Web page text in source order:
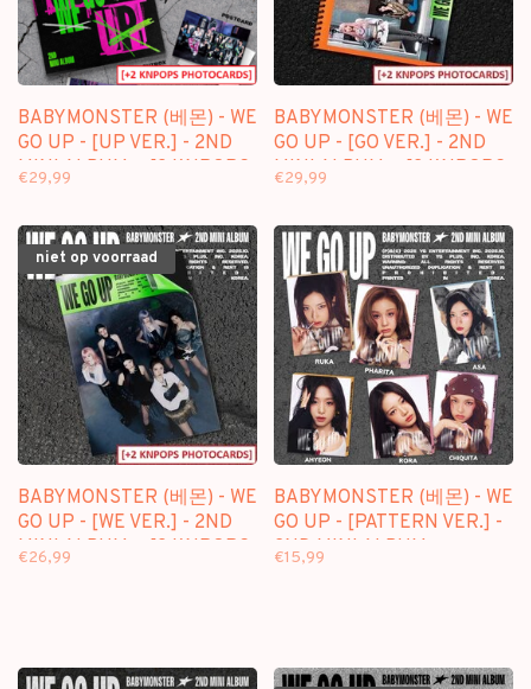
BABYMONSTER (베몬) - WE
GO UP - [UP VER.] - 2ND
MINI ALBUM + [2 KNPOPS
€29,99
BABYMONSTER (베몬) - WE
GO UP - [GO VER.] - 2ND
MINI ALBUM + [2 KNPOPS
€29,99
niet op voorraad
BABYMONSTER (베몬) - WE
GO UP - [WE VER.] - 2ND
MINI ALBUM + [2 KNPOPS
€26,99
BABYMONSTER (베몬) - WE
GO UP - [PATTERN VER.] -
2ND MINI ALBUM
€15,99